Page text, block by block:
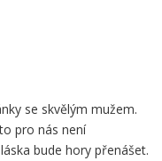
se skvělým mužem.
pro nás není
bude hory přenášet.